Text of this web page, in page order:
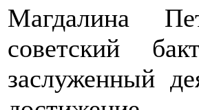
Магдалина
советский
заслуженный